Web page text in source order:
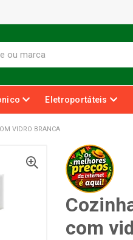
Eletroportáteis
VIDRO BRANCA
com